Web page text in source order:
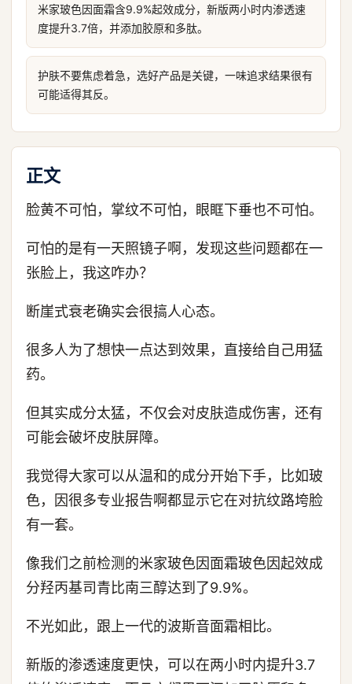
米家玻色因面霜含9.9%起效成分，新版两小时内渗透速
度提升3.7倍，并添加胶原和多肽。
护肤不要焦虑着急，选好产品是关键，一味追求结果很有
可能适得其反。
正文
脸黄不可怕，掌纹不可怕，眼眶下垂也不可怕。
可怕的是有一天照镜子啊，发现这些问题都在一
张脸上，我这咋办？
断崖式衰老确实会很搞人心态。
很多人为了想快一点达到效果，直接给自己用猛
药。
但其实成分太猛，不仅会对皮肤造成伤害，还有
可能会破坏皮肤屏障。
我觉得大家可以从温和的成分开始下手，比如玻
色，因很多专业报告啊都显示它在对抗纹路垮脸
有一套。
像我们之前检测的米家玻色因面霜玻色因起效成
分羟丙基司青比南三醇达到了9.9%。
不光如此，跟上一代的波斯音面霜相比。
新版的渗透速度更快，可以在两小时内提升3.7